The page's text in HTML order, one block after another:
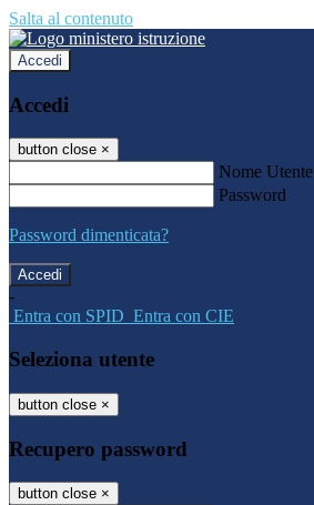
Salta al contenuto
Accedi
Accedi
button close ×
Nome Utente
Password
Password dimenticata?
-
Entra con SPID Entra con CIE
Seleziona utente
button close ×
Recupero password
button close ×